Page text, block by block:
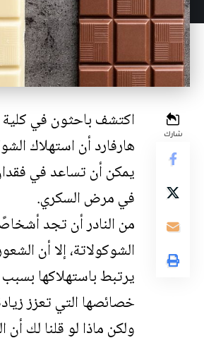
شارك
اكتشف باحثون في
هارفارد أن استهلاك
يمكن أن تساعد في
في مرض السكري.
من النادر أن تجد
الشوكولاتة، إلا أن
يرتبط باستهلاكها
خصائصها التي تعزز
ولكن ماذا لو قلنا لك